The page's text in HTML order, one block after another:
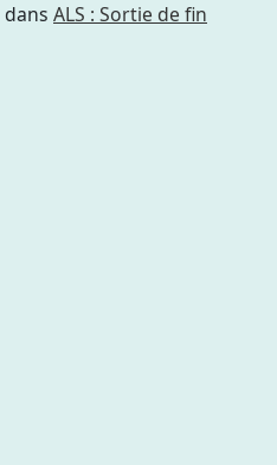
dans ALS : Sortie de fin